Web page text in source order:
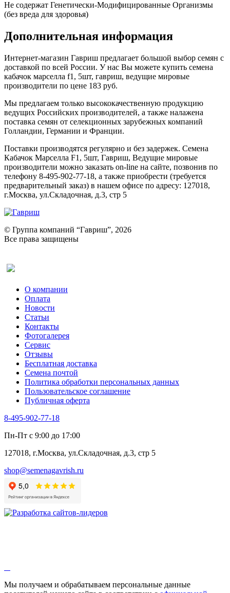
Не содержат Генетически-Модифицированные Организмы
(без вреда для здоровья)
Дополнительная информация
Интернет-магазин Гавриш предлагает большой выбор семян с
доставкой по всей России. У нас Вы можете купить семена
кабачок марселла f1, 5шт, гавриш, ведущие мировые
производители по цене 183 руб.
Мы предлагаем только высококачественную продукцию
ведущих Российских производителей, а также налажена
поставка семян от селекционных зарубежных компаний
Голландии, Германии и Франции.
Поставки производятся регулярно и без задержек. Семена
Кабачок Марселла F1, 5шт, Гавриш, Ведущие мировые
производители можно заказать on-line на сайте, позвонив по
телефону 8-495-902-77-18, а также приобрести (требуется
предварительный заказ) в нашем офисе по адресу: 127018,
г.Москва, ул.Складочная, д.3, стр 5
© Группа компаний “Гавриш”, 2026
Все права защищены
О компании
Оплата
Новости
Статьи
Контакты
Фотогалерея​
Сервис
Отзывы
Бесплатная доставка
Семена почтой
Политика обработки персональных данных
Пользовательское соглашение
Публичная оферта
8-495-902-77-18
Пн-Пт с 9:00 до 17:00
127018, г.Москва, ул.Складочная, д.3, стр 5
shop@semenagavrish.ru
Мы получаем и обрабатываем персональные данные